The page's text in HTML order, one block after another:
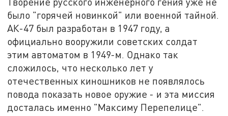
было "горячей новинкой" или военной тайной.
АК-47 был разработан в 1947 году, а
официально вооружили советских солдат
этим автоматом в 1949-м. Однако так
сложилось, что несколько лет у
отечественных киношников не появлялось
повода показать новое оружие - и эта миссия
досталась именно "Максиму Перепелице".